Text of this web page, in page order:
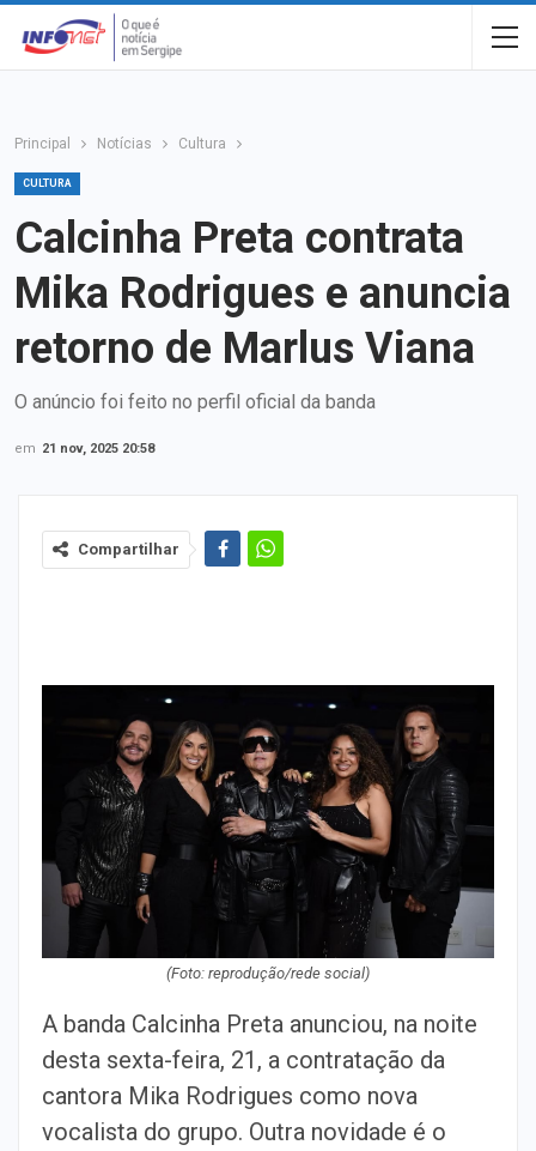
Principal Notícias Cultura
CULTURA
Calcinha Preta contrata
Mika Rodrigues e anuncia
retorno de Marlus Viana
O anúncio foi feito no perfil oficial da banda
em 21 nov, 2025 20:58
Compartilhar
(Foto: reprodução/rede social)
A banda Calcinha Preta anunciou, na noite
desta sexta-feira, 21, a contratação da
cantora Mika Rodrigues como nova
vocalista do grupo. Outra novidade é o